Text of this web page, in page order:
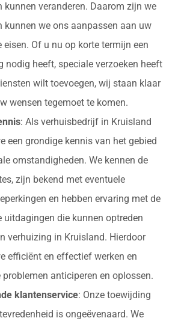
kunnen veranderen. Daarom zijn we
kunnen we ons aanpassen aan uw
eisen. Of u nu op korte termijn een
nodig heeft, speciale verzoeken heeft
wilt toevoegen, wij staan klaar
wensen tegemoet te komen.
: Als verhuisbedrijf in Kruisland
een grondige kennis van het gebied
omstandigheden. We kennen de
zijn bekend met eventuele
en hebben ervaring met de
uitdagingen die kunnen optreden
verhuizing in Kruisland. Hierdoor
efficiënt en effectief werken en
problemen anticiperen en oplossen.
klantenservice: Onze toewijding
is ongeëvenaard. We